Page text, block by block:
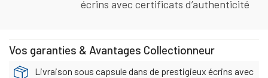
écrins avec certificats d’authenticité
Vos garanties & Avantages Collectionneur
Livraison sous capsule dans de prestigieux écrins avec